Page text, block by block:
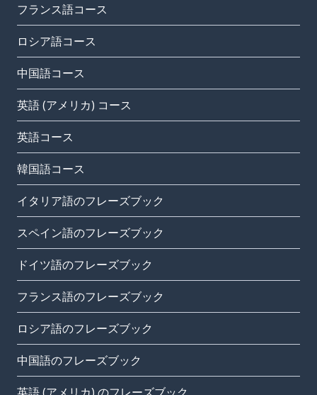
フランス語コース
ロシア語コース
中国語コース
英語 (アメリカ) コース
英語コース
韓国語コース
イタリア語のフレーズブック
スペイン語のフレーズブック
ドイツ語のフレーズブック
フランス語のフレーズブック
ロシア語のフレーズブック
中国語のフレーズブック